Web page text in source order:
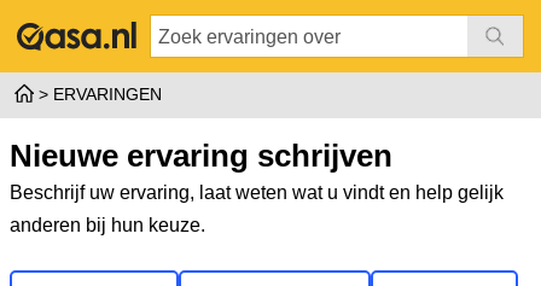
ERVARINGEN
Nieuwe ervaring schrijven
Beschrijf uw ervaring, laat weten wat u vindt en help gelijk
anderen bij hun keuze.